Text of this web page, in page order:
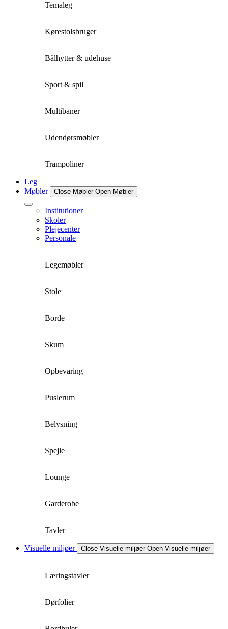
Temaleg
Kørestolsbruger
Bålhytter & udehuse
Sport & spil
Multibaner
Udendørsmøbler
Trampoliner
Leg
Møbler
Close Møbler Open Møbler
Institutioner
Skoler
Plejecenter
Personale
Legemøbler
Stole
Borde
Skum
Opbevaring
Puslerum
Belysning
Spejle
Lounge
Garderobe
Tavler
Visuelle miljøer Close Visuelle miljøer Open Visuelle miljøer
Læringstavler
Dørfolier